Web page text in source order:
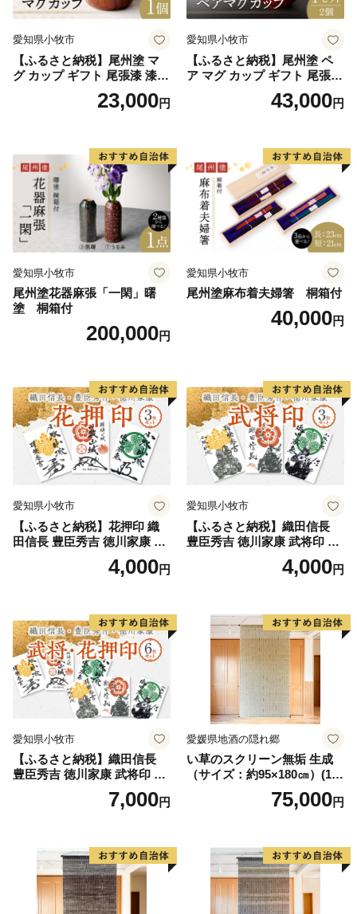
愛知県小牧市
【ふるさと納税】尾州塗 マ
グ カップ ギフト 尾張漆 漆
漆器 漆器工芸 工芸品 芸術性
実用性 抗菌性 美味しく安全
ウイルス効果 お取り寄せ 愛
知県 小牧市 送料無料
23,000円
愛知県小牧市
【ふるさと納税】尾州塗 ペ
ア マグ カップ ギフト 尾張漆
漆 漆器 漆器工芸 工芸品 芸術
性 実用性 抗菌性 美味しく安
抗ウイルス効果 お取り寄せ
愛知県 小牧市 送料無料
43,000円
愛知県小牧市
尾州塗花器麻張「一閑」曙
塗 桐箱付
200,000円
愛知県小牧市
尾州塗麻布着夫婦箸 桐箱付
40,000円
愛知県小牧市
【ふるさと納税】花押印 織
田信長 豊臣秀吉 徳川家康 3
枚 セット 戦国 武将 小牧山城
墨絵 龍画師 書道アーティス
牧市 お取り寄せ 送料無料
4,000円
愛知県小牧市
【ふるさと納税】織田信長
豊臣秀吉 徳川家康 武将印 3
枚 セット イラスト 戦国 武将
小牧山城 墨絵 龍画師 書道ア
愛知県 小牧市 お取り寄せ 送
4,000円
愛知県小牧市
【ふるさと納税】織田信長
豊臣秀吉 徳川家康 武将印 花
押印 6枚 セット イラスト 戦
国 武将 小牧山城 墨絵 龍画師
グッズ 愛知県 小牧市 お取り
寄せ 送料無料
7,000円
愛媛県地酒の隠れ郷
い草のスクリーン無垢 生成
（サイズ：約95×180㎝）(14
75,000円